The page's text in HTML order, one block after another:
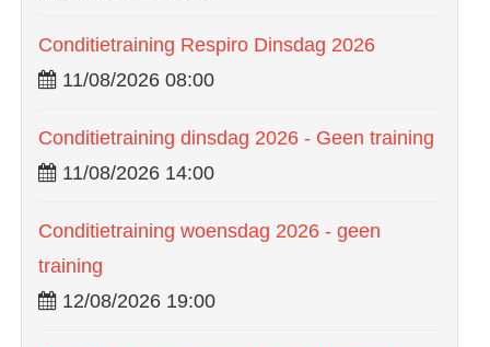
Conditietraining Respiro Dinsdag 2026
11/08/2026 08:00
Conditietraining dinsdag 2026 - Geen training
11/08/2026 14:00
Conditietraining woensdag 2026 - geen
training
12/08/2026 19:00